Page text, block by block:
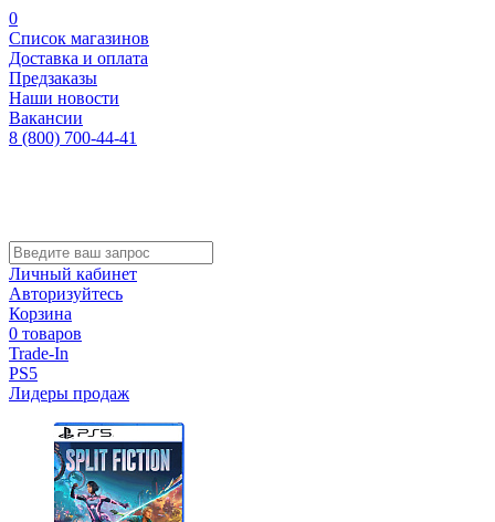
0
Список магазинов
Доставка и оплата
Предзаказы
Наши новости
Вакансии
8 (800) 700-44-41
Личный кабинет
Авторизуйтесь
Корзина
0 товаров
Trade-In
PS5
Лидеры продаж